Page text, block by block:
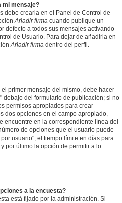
mi mensaje?
debe crearla en el Panel de Control de
Añadir firma cuando publique un
defecto a todos sus mensajes activando
de Usuario. Para dejar de añadirla en
Añadir firma dentro del perfil.
primer mensaje del mismo, debe hacer
debajo del formulario de publicación; si no
permisos apropiados para crear
dos opciones en el campo apropiado,
encuentre en la correspondiente línea del
de opciones que el usuario puede
usuario", el tiempo límite en días para
por último la opción de permitir a lo
a la encuesta?
está fijado por la administración. Si